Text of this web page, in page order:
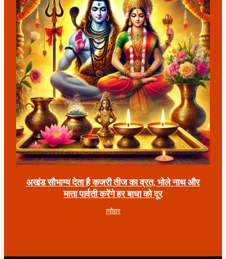
अखंड सौभाग्य देता है कजरी तीज का व्रत, भोले नाथ और
माता पार्वती करेंगे हर बाधा को दूर
त्यौहार